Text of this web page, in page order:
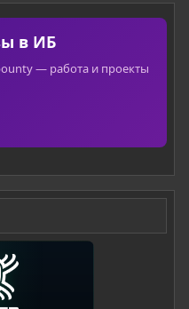
в ИБ
— работа и проекты